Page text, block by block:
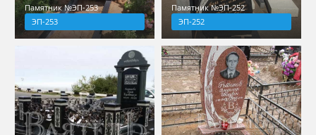
Памятник №ЭП-253
ЭП-253
Памятник №ЭП-252
ЭП-252